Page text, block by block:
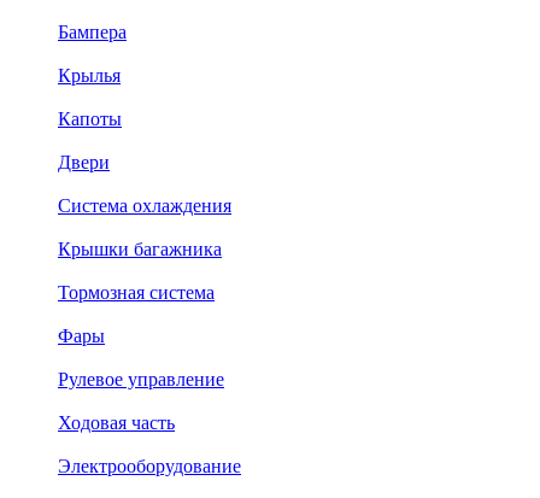
Бампера
Крылья
Капоты
Двери
Система охлаждения
Крышки багажника
Тормозная система
Фары
Рулевое управление
Ходовая часть
Электрооборудование